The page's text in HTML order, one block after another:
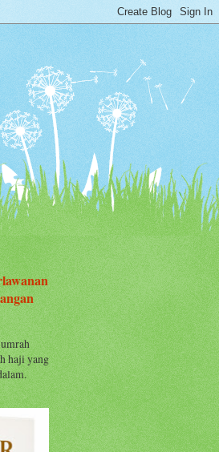
haji yang